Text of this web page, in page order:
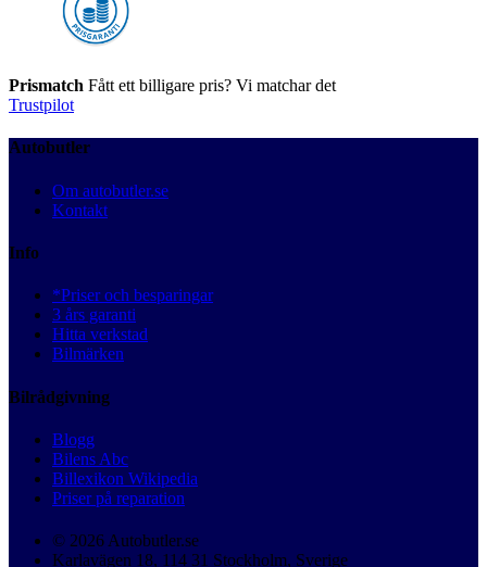
Prismatch Fått ett billigare pris? Vi matchar det
Trustpilot
Autobutler
Om autobutler.se
Kontakt
Info
*Priser och besparingar
3 års garanti
Hitta verkstad
Bilmärken
Bilrådgivning
Blogg
Bilens Abc
Billexikon Wikipedia
Priser på reparation
© 2026 Autobutler.se
Karlavägen 18, 114 31 Stockholm, Sverige